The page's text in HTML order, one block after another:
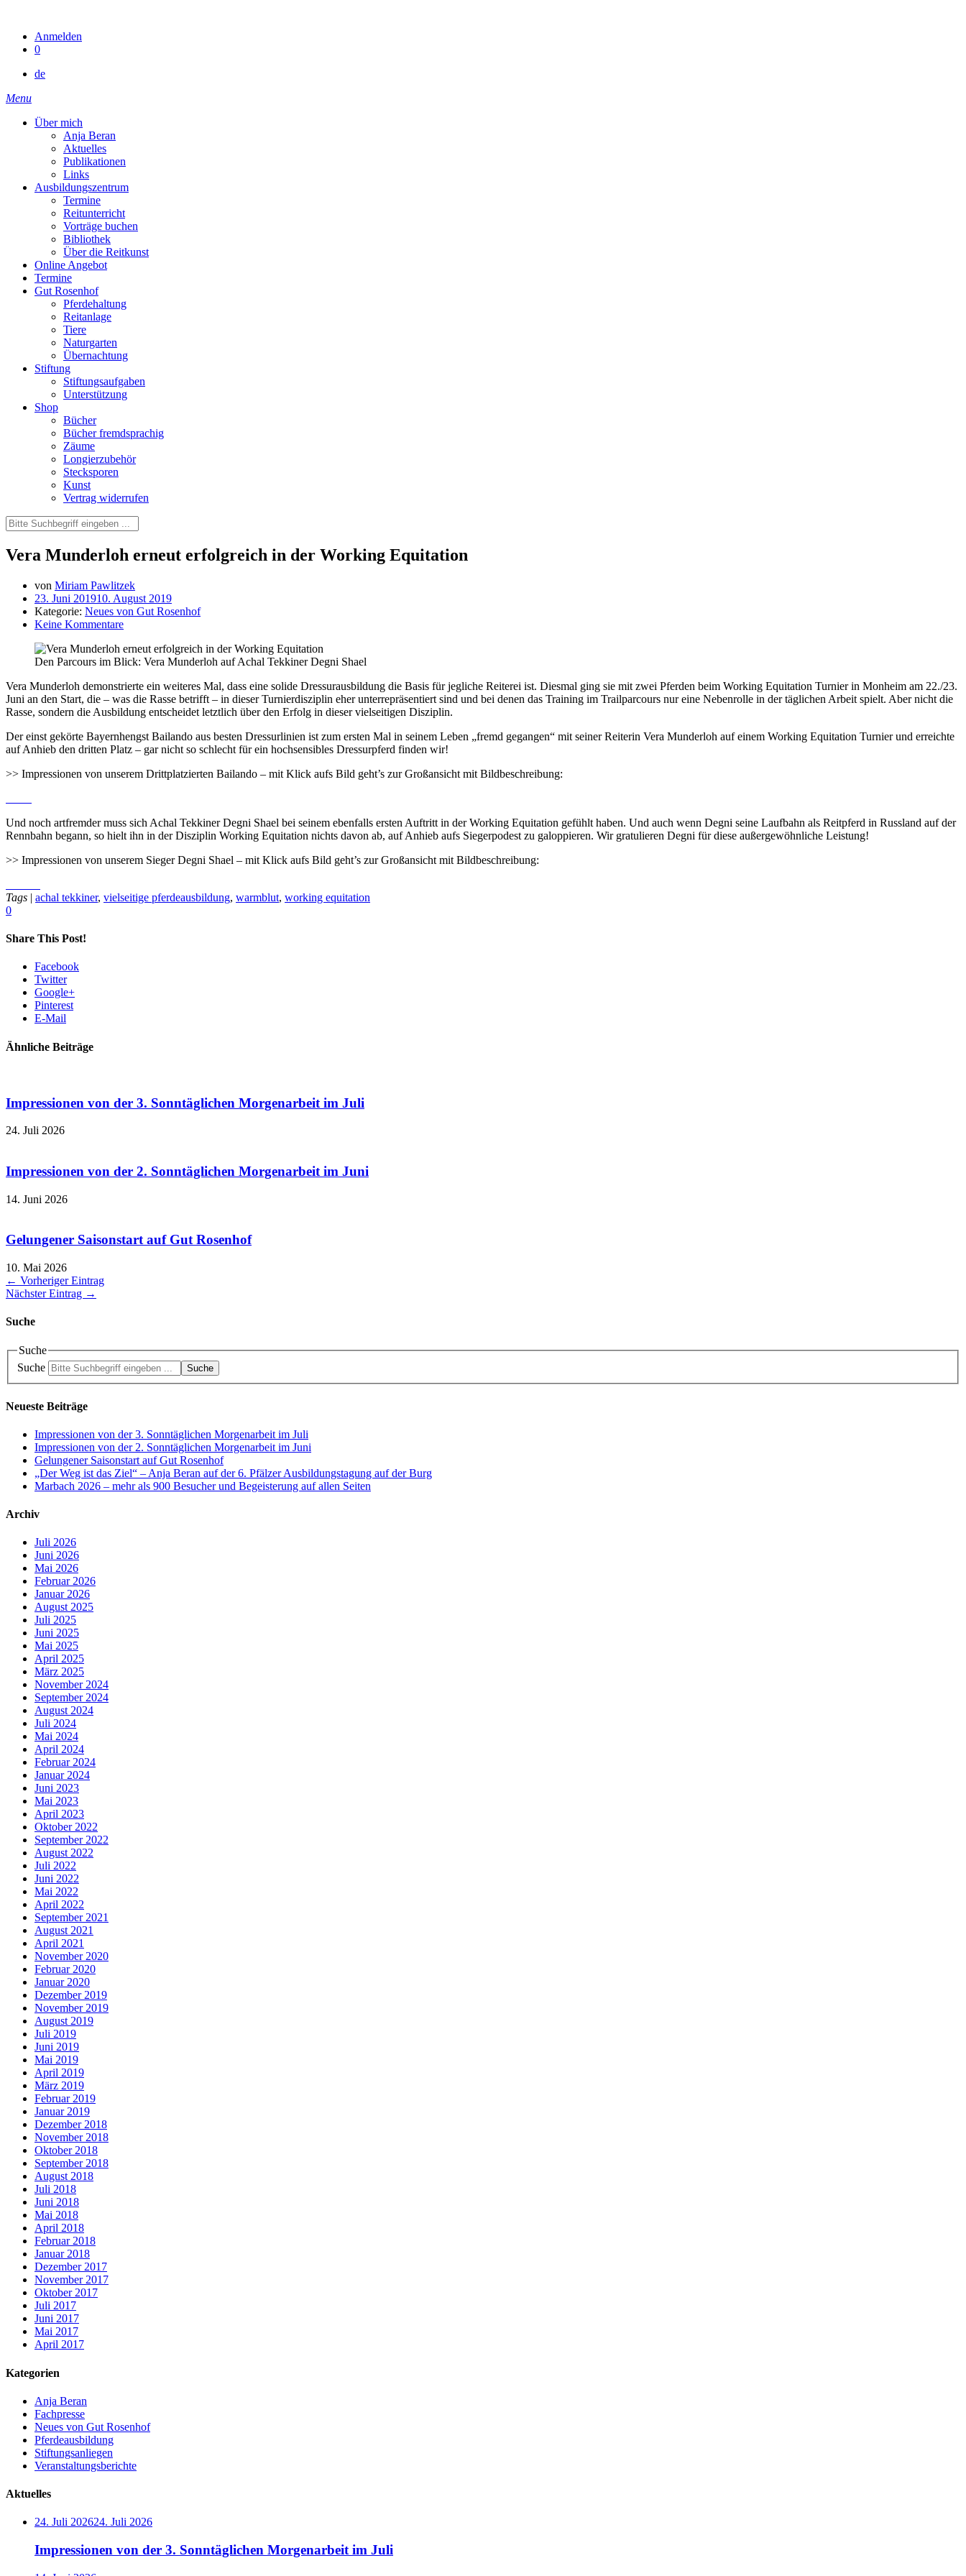
contentAnmelden
0
de
Menu
Über mich
Anja Beran
Aktuelles
Publikationen
Links
Ausbildungszentrum
Termine
Reitunterricht
Vorträge buchen
Bibliothek
Über die Reitkunst
Online Angebot
Termine
Gut Rosenhof
Pferdehaltung
Reitanlage
Tiere
Naturgarten
Übernachtung
Stiftung
Stiftungsaufgaben
Unterstützung
Shop
Bücher
Bücher fremdsprachig
Zäume
Longierzubehör
Stecksporen
Kunst
Vertrag widerrufen
Vera Munderloh erneut erfolgreich in der Working Equitation
von Miriam Pawlitzek
23. Juni 201910. August 2019
Kategorie: Neues von Gut Rosenhof
Keine Kommentare
Den Parcours im Blick: Vera Munderloh auf Achal Tekkiner Degni Shael
Vera Munderloh demonstrierte ein weiteres Mal, dass eine solide Dressurausbildung die Basis für jegliche Reiterei ist. Diesmal ging sie mit zwei Pferden beim Working Equitation Turnier in Monheim am 22./23.
Juni an den Start, die – was die Rasse betrifft – in dieser Turnierdisziplin eher unterrepräsentiert sind und bei denen das Training im Trailparcours nur eine Nebenrolle in der täglichen Arbeit spielt. Aber nicht die
Rasse, sondern die Ausbildung entscheidet letztlich über den Erfolg in dieser vielseitigen Disziplin.
Der einst gekörte Bayernhengst Bailando aus besten Dressurlinien ist zum ersten Mal in seinem Leben „fremd gegangen“ mit seiner Reiterin Vera Munderloh auf einem Working Equitation Turnier und erreichte
auf Anhieb den dritten Platz – gar nicht so schlecht für ein hochsensibles Dressurpferd finden wir!
>> Impressionen von unserem Drittplatzierten Bailando – mit Klick aufs Bild geht’s zur Großansicht mit Bildbeschreibung:
Und noch artfremder muss sich Achal Tekkiner Degni Shael bei seinem ebenfalls ersten Auftritt in der Working Equitation gefühlt haben. Und auch wenn Degni seine Laufbahn als Reitpferd in Russland auf der
Rennbahn begann, so hielt ihn in der Disziplin Working Equitation nichts davon ab, auf Anhieb aufs Siegerpodest zu galoppieren. Wir gratulieren Degni für diese außergewöhnliche Leistung!
>> Impressionen von unserem Sieger Degni Shael – mit Klick aufs Bild geht’s zur Großansicht mit Bildbeschreibung:
Tags | achal tekkiner, vielseitige pferdeausbildung, warmblut, working equitation
0
Share This Post!
Facebook
Twitter
Google+
Pinterest
E-Mail
Ähnliche Beiträge
Impressionen von der 3. Sonntäglichen Morgenarbeit im Juli
24. Juli 2026
Impressionen von der 2. Sonntäglichen Morgenarbeit im Juni
14. Juni 2026
Gelungener Saisonstart auf Gut Rosenhof
10. Mai 2026
← Vorheriger Eintrag
Nächster Eintrag →
Suche
Suche
Suche
Suche
Neueste Beiträge
Impressionen von der 3. Sonntäglichen Morgenarbeit im Juli
Impressionen von der 2. Sonntäglichen Morgenarbeit im Juni
Gelungener Saisonstart auf Gut Rosenhof
„Der Weg ist das Ziel“ – Anja Beran auf der 6. Pfälzer Ausbildungstagung auf der Burg
Marbach 2026 – mehr als 900 Besucher und Begeisterung auf allen Seiten
Archiv
Juli 2026
Juni 2026
Mai 2026
Februar 2026
Januar 2026
August 2025
Juli 2025
Juni 2025
Mai 2025
April 2025
März 2025
November 2024
September 2024
August 2024
Juli 2024
Mai 2024
April 2024
Februar 2024
Januar 2024
Juni 2023
Mai 2023
April 2023
Oktober 2022
September 2022
August 2022
Juli 2022
Juni 2022
Mai 2022
April 2022
September 2021
August 2021
April 2021
November 2020
Februar 2020
Januar 2020
Dezember 2019
November 2019
August 2019
Juli 2019
Juni 2019
Mai 2019
April 2019
März 2019
Februar 2019
Januar 2019
Dezember 2018
November 2018
Oktober 2018
September 2018
August 2018
Juli 2018
Juni 2018
Mai 2018
April 2018
Februar 2018
Januar 2018
Dezember 2017
November 2017
Oktober 2017
Juli 2017
Juni 2017
Mai 2017
April 2017
Kategorien
Anja Beran
Fachpresse
Neues von Gut Rosenhof
Pferdeausbildung
Stiftungsanliegen
Veranstaltungsberichte
Aktuelles
24. Juli 202624. Juli 2026
Impressionen von der 3. Sonntäglichen Morgenarbeit im Juli